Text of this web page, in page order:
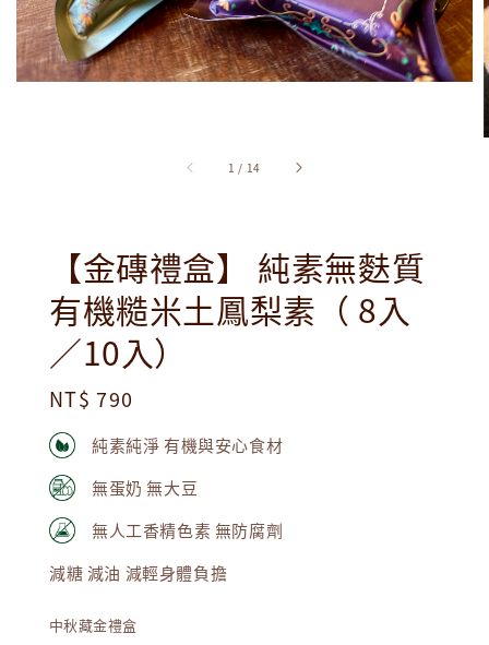
1 / 14
【金磚禮盒】 純素無麩質
有機糙米土鳳梨素（ 8入
／10入）
Regular
price
NT$ 790
純素純淨 有機與安心食材
無蛋奶 無大豆
無人工香精色素 無防腐劑
減糖 減油 減輕身體負擔
中秋藏金禮盒